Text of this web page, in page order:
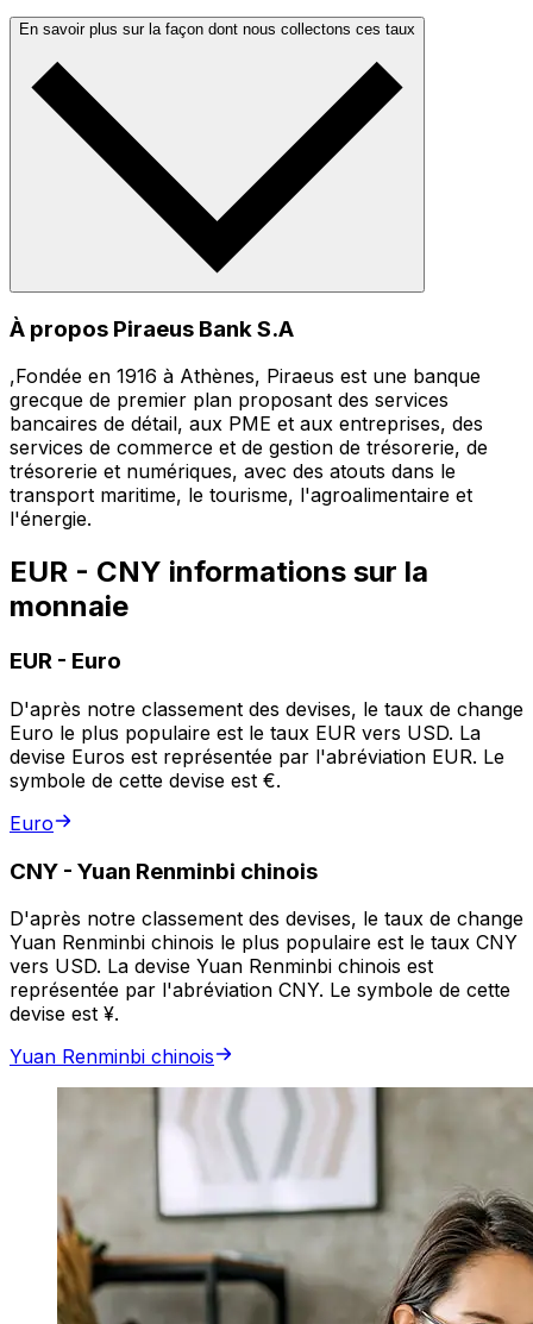
En savoir plus sur la façon dont nous collectons ces taux
À propos Piraeus Bank S.A
,Fondée en 1916 à Athènes, Piraeus est une banque
grecque de premier plan proposant des services
bancaires de détail, aux PME et aux entreprises, des
services de commerce et de gestion de trésorerie, de
trésorerie et numériques, avec des atouts dans le
transport maritime, le tourisme, l'agroalimentaire et
l'énergie.
EUR - CNY informations sur la
monnaie
EUR - Euro
D'après notre classement des devises, le taux de change
Euro le plus populaire est le taux EUR vers USD. La
devise Euros est représentée par l'abréviation EUR. Le
symbole de cette devise est €.
Euro
CNY - Yuan Renminbi chinois
D'après notre classement des devises, le taux de change
Yuan Renminbi chinois le plus populaire est le taux CNY
vers USD. La devise Yuan Renminbi chinois est
représentée par l'abréviation CNY. Le symbole de cette
devise est ¥.
Yuan Renminbi chinois